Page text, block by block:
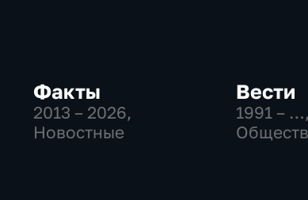
Факты
2013 – 2026,
Новостные
Вести
1991 – …